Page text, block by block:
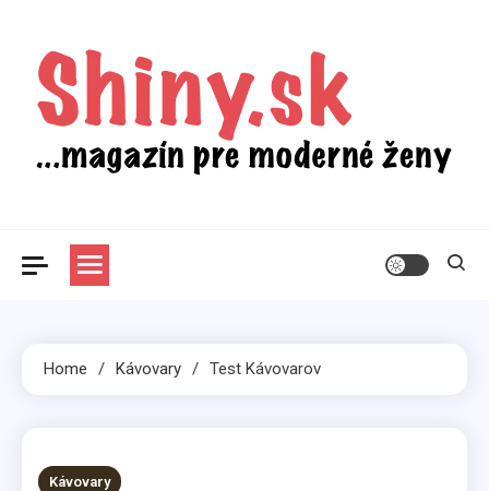
content
Home Kávovary Test Kávovarov
2 MINS READ
Kávovary